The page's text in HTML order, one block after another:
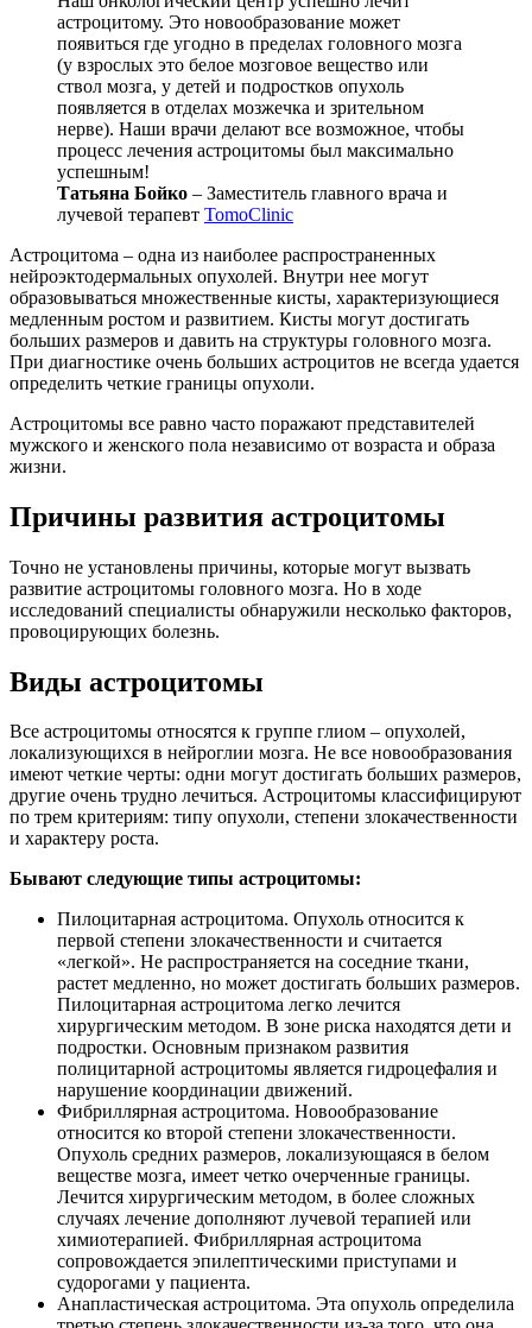
астроцитому. Это новообразование может
появиться где угодно в пределах головного мозга
(у взрослых это белое мозговое вещество или
ствол мозга, у детей и подростков опухоль
появляется в отделах мозжечка и зрительном
нерве). Наши врачи делают все возможное, чтобы
процесс лечения астроцитомы был максимально
успешным!
Татьяна Бойко – Заместитель главного врача и
лучевой терапевт TomoClinic
Астроцитома – одна из наиболее распространенных
нейроэктодермальных опухолей. Внутри нее могут
образовываться множественные кисты, характеризующиеся
медленным ростом и развитием. Кисты могут достигать
больших размеров и давить на структуры головного мозга.
При диагностике очень больших астроцитов не всегда удается
определить четкие границы опухоли.
Астроцитомы все равно часто поражают представителей
мужского и женского пола независимо от возраста и образа
жизни.
Причины развития астроцитомы
Точно не установлены причины, которые могут вызвать
развитие астроцитомы головного мозга. Но в ходе
исследований специалисты обнаружили несколько факторов,
провоцирующих болезнь.
Виды астроцитомы
Все астроцитомы относятся к группе глиом – опухолей,
локализующихся в нейроглии мозга. Не все новообразования
имеют четкие черты: одни могут достигать больших размеров,
другие очень трудно лечиться. Астроцитомы классифицируют
по трем критериям: типу опухоли, степени злокачественности
и характеру роста.
Бывают следующие типы астроцитомы:
Пилоцитарная астроцитома. Опухоль относится к
первой степени злокачественности и считается
«легкой». Не распространяется на соседние ткани,
растет медленно, но может достигать больших размеров.
Пилоцитарная астроцитома легко лечится
хирургическим методом. В зоне риска находятся дети и
подростки. Основным признаком развития
полицитарной астроцитомы является гидроцефалия и
нарушение координации движений.
Фибриллярная астроцитома. Новообразование
относится ко второй степени злокачественности.
Опухоль средних размеров, локализующаяся в белом
веществе мозга, имеет четко очерченные границы.
Лечится хирургическим методом, в более сложных
случаях лечение дополняют лучевой терапией или
химиотерапией. Фибриллярная астроцитома
сопровождается эпилептическими приступами и
судорогами у пациента.
Анапластическая астроцитома. Эта опухоль определила